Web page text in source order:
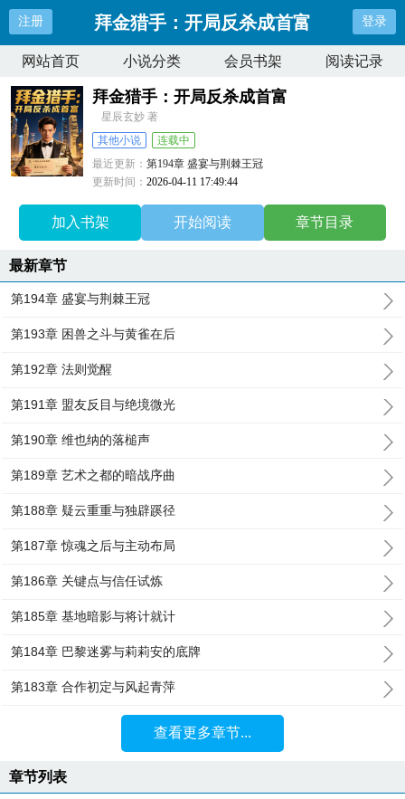
注册 拜金猎手：开局反杀成首富 登录
网站首页 小说分类 会员书架 阅读记录
拜金猎手：开局反杀成首富
星辰玄妙 著
其他小说
连载中
最近更新：第194章 盛宴与荆棘王冠
更新时间：2026-04-11 17:49:44
加入书架 开始阅读 章节目录
最新章节
第194章 盛宴与荆棘王冠
第193章 困兽之斗与黄雀在后
第192章 法则觉醒
第191章 盟友反目与绝境微光
第190章 维也纳的落槌声
第189章 艺术之都的暗战序曲
第188章 疑云重重与独辟蹊径
第187章 惊魂之后与主动布局
第186章 关键点与信任试炼
第185章 基地暗影与将计就计
第184章 巴黎迷雾与莉莉安的底牌
第183章 合作初定与风起青萍
查看更多章节...
章节列表